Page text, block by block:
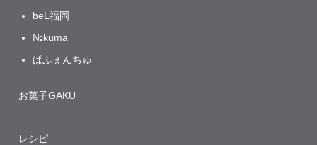
beL福岡
№kuma
ぱふぇんちゅ
お菓子GAKU
レシピ